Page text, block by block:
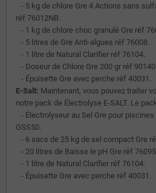
- 5 kg de chlore Gre 4 Actions sans
réf 76012NB.
- 1 kg de chlore choc granulé Gre réf
- 5 litres de Gre Anti-algues réf 76008.
- 1 litre de Natural Clarifier réf 76104.
- Doseur de Chlore Gre 200 gr réf 90140.
- Épuisette Gre avec perche réf 40031.
E-Salt: Maintenant, vous pouvez traiter
notre pack de Électrolyse E-SALT. Le
- Électrolyseur au Sel Gre pour
GSS50.
- 6 sacs de 25 kg de sel compact Gre
- 20 litres de Baisse le pH Gre réf 76095.
- 1 litre de Natural Clarifier réf 76104.
- Épuisette Gre avec perche réf 40031.